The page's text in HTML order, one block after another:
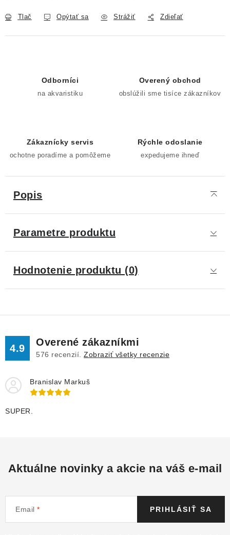
Tlač Opýtať sa Strážiť Zdieľať
Odborníci
na akvaristiku
Overený obchod
obslúžili sme tisíce zákazníkov
Zákaznícky servis
ochotne poradíme a pomôžeme
Rýchle odoslanie
expedujeme ihneď
Popis
Parametre produktu
Hodnotenie produktu (0)
4.9
Overené zákazníkmi
576 recenzií. Zobraziť všetky recenzie
Branislav Markuš
SUPER.
Aktuálne novinky a akcie na váš e-mail
Email PRIHLÁSIŤ SA